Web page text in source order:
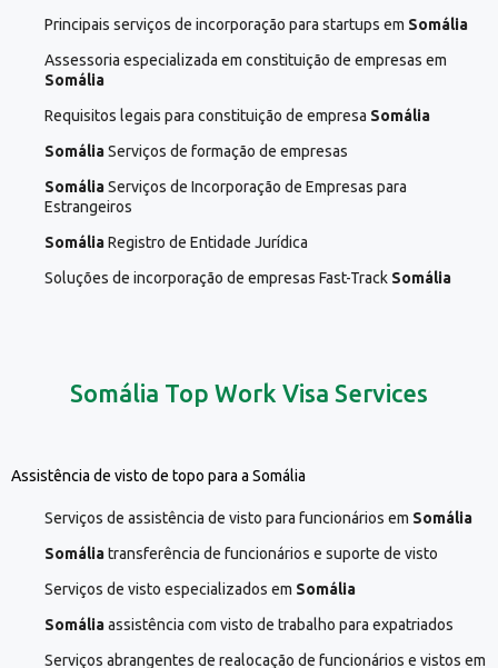
Principais serviços de incorporação para startups em Somália
Assessoria especializada em constituição de empresas em
Somália
Requisitos legais para constituição de empresa Somália
SomáliaServiços de formação de empresas
SomáliaServiços de Incorporação de Empresas para
Estrangeiros
SomáliaRegistro de Entidade Jurídica
Soluções de incorporação de empresas Fast-Track Somália
Somália Top Work Visa Services
Assistência de visto de topo para a Somália
Serviços de assistência de visto para funcionários em Somália
Somáliatransferência de funcionários e suporte de visto
Serviços de visto especializados em Somália
Somáliaassistência com visto de trabalho para expatriados
Serviços abrangentes de realocação de funcionários e vistos em